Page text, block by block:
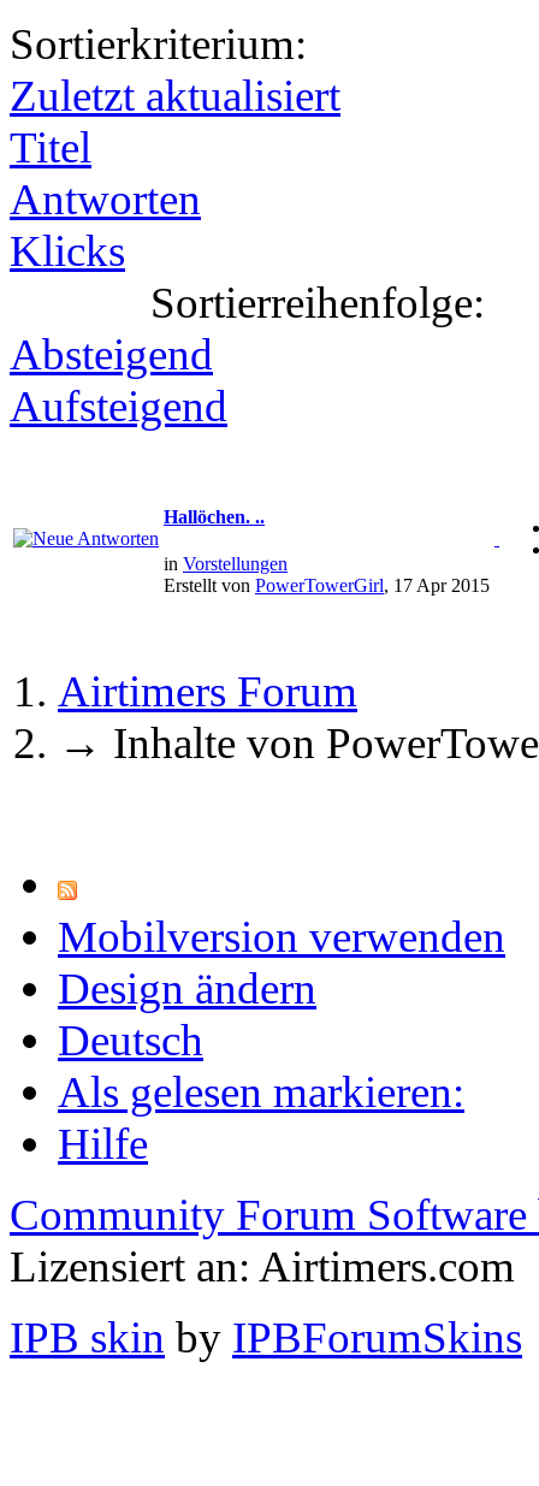
Sortierkriterium:
Zuletzt aktualisiert
Titel
Antworten
Klicks
Sortierreihenfolge:
Absteigend
Aufsteigend
Hallöchen. ..
in Vorstellungen
Erstellt von PowerTowerGirl, 17 Apr 2015
Airtimers Forum
→ Inhalte von
Mobilversion verwenden
Design ändern
Deutsch
Als gelesen markieren:
Hilfe
Community Forum Software
Lizensiert an: Airtimers.com
IPB skin by IPBForumSkins